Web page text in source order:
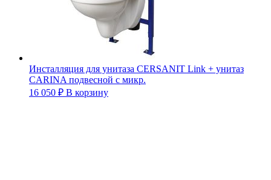
Инсталляция для унитаза CERSANIT Link + унитаз
CARINA подвесной с микр.
16 050 ₽ В корзину